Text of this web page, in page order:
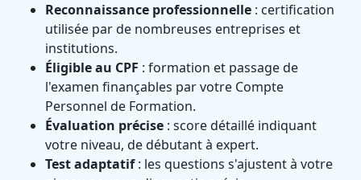
Reconnaissance professionnelle : certification
utilisée par de nombreuses entreprises et
institutions.
Éligible au CPF : formation et passage de
l'examen finançables par votre Compte
Personnel de Formation.
Évaluation précise : score détaillé indiquant
votre niveau, de débutant à expert.
Test adaptatif: les questions s'ajustent à votre